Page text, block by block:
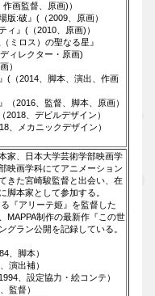
画監督、原画)）
版:破』(（2009、原画）
ィ』(（2010、原画)）
ミロス）の聖なる星』
ィレクター・原画)
）
(（2014、脚本、演出、作画
（2016、監督、脚本、原画）
2018、デビルデザイン）
、メカニックデザイン）
家、日本大学芸術学部映画学
映画学科にてアニメーション
きた宮崎駿監督と出会い、在
脚本家として参加する。
『アリーテ姫』を監督した
MAPPA制作の最新作『この世
グラン公開を記録している。
、脚本）
演出補）
、設定協力・絵コンテ）
監督）